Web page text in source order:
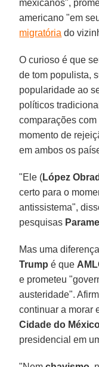
mexicanos",
americano "em
migratória do
O curioso é que
de tom populista,
popularidade ao
políticos
comparações
momento de
em ambos os
"Ele (López
certo para o
antissistema",
pesquisas
Mas uma
Trump é que
e prometeu
austeridade".
continuar a morar
Cidade do
presidencial em